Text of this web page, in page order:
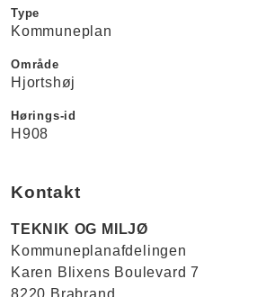
Type
Kommuneplan
Område
Hjortshøj
Hørings-id
H908
Kontakt
TEKNIK OG MILJØ
Kommuneplanafdelingen
Karen Blixens Boulevard 7